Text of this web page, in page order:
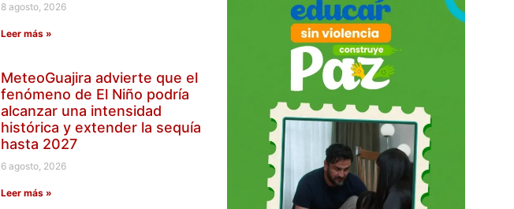
8 agosto, 2026
Leer más »
MeteoGuajira advierte que el
fenómeno de El Niño podría
alcanzar una intensidad
histórica y extender la sequía
hasta 2027
6 agosto, 2026
Leer más »